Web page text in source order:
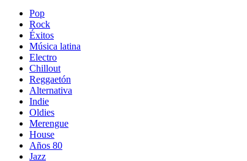
Pop
Rock
Éxitos
Música latina
Electro
Chillout
Reggaetón
Alternativa
Indie
Oldies
Merengue
House
Años 80
Jazz